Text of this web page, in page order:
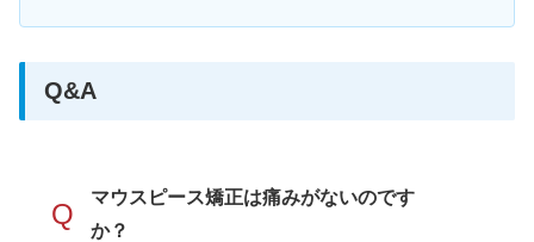
Q&A
Q
マウスピース矯正は痛みがないのです
か？